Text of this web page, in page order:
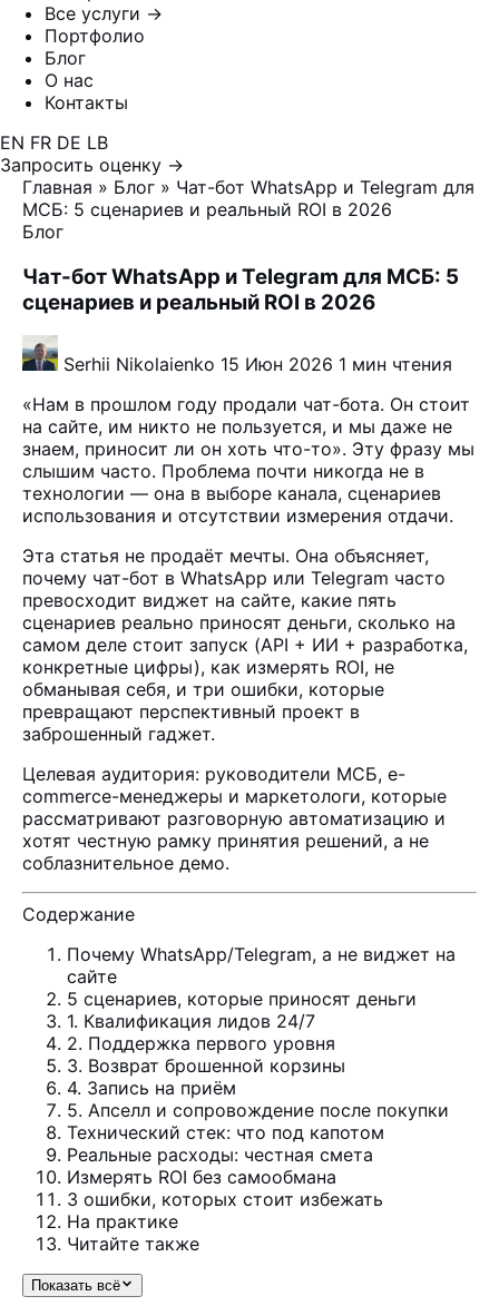
Все услуги →
Портфолио
Блог
О нас
Контакты
EN FR DE LB
Запросить оценку →
Главная » Блог » Чат-бот WhatsApp и Telegram для
МСБ: 5 сценариев и реальный ROI в 2026
Блог
Чат-бот WhatsApp и Telegram для МСБ: 5
сценариев и реальный ROI в 2026
Serhii Nikolaienko 15 Июн 2026 1 мин чтения
«Нам в прошлом году продали чат-бота. Он стоит
на сайте, им никто не пользуется, и мы даже не
знаем, приносит ли он хоть что-то». Эту фразу мы
слышим часто. Проблема почти никогда не в
технологии — она в выборе канала, сценариев
использования и отсутствии измерения отдачи.
Эта статья не продаёт мечты. Она объясняет,
почему чат-бот в WhatsApp или Telegram часто
превосходит виджет на сайте, какие пять
сценариев реально приносят деньги, сколько на
самом деле стоит запуск (API + ИИ + разработка,
конкретные цифры), как измерять ROI, не
обманывая себя, и три ошибки, которые
превращают перспективный проект в
заброшенный гаджет.
Целевая аудитория: руководители МСБ, e-
commerce-менеджеры и маркетологи, которые
рассматривают разговорную автоматизацию и
хотят честную рамку принятия решений, а не
соблазнительное демо.
Содержание
Почему WhatsApp/Telegram, а не виджет на
сайте
5 сценариев, которые приносят деньги
1. Квалификация лидов 24/7
2. Поддержка первого уровня
3. Возврат брошенной корзины
4. Запись на приём
5. Апселл и сопровождение после покупки
Технический стек: что под капотом
Реальные расходы: честная смета
Измерять ROI без самообмана
3 ошибки, которых стоит избежать
На практике
Читайте также
Показать всё